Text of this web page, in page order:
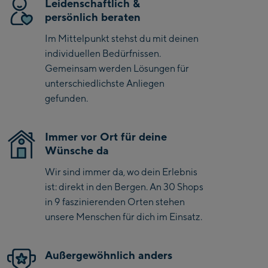
Bike-Servicecenter
Zell Am See:
Schmittenhöhebahn
Talstation / Valley
station
CityXPress Talstation /
AreitXpress Talstation /
Valley station
Drive-in Areit III
Bergstation / Top
station
Saalfelden:
Saalbach:
optimal und ist GripWalk-kompatibel. Ein Ski, der
Performance und Eleganz vereint.
Leidenschaftlich &
persönlich beraten
Im Mittelpunkt stehst du mit deinen
individuellen Bedürfnissen.
Gemeinsam werden Lösungen für
unterschiedlichste Anliegen
gefunden.
Immer vor Ort für deine
Wünsche da
Wir sind immer da, wo dein Erlebnis
ist: direkt in den Bergen. An 30 Shops
in 9 faszinierenden Orten stehen
unsere Menschen für dich im Einsatz.
Außergewöhnlich anders